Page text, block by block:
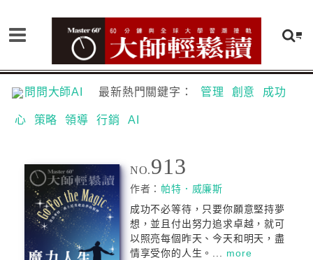
問問大師AI 最新熱門關鍵字： 管理 創意 成功
心 策略 領導 行銷 AI
NO.913
作者： 帕特．威廉斯
成功不必等待，只要你願意堅持夢
想，並且付出努力追求卓越，就可
以照亮每個昨天、今天和明天，盡
情享受你的人生。... more